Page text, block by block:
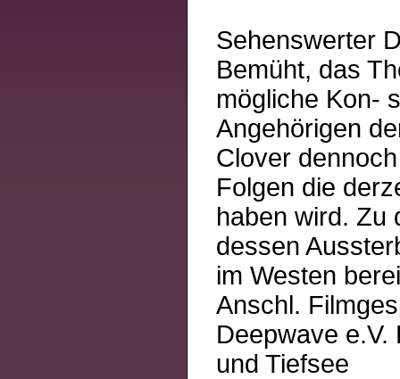
Sehenswerter
Bemüht, das
mögliche Kon-
Angehörigen
Clover
Folgen die
haben wird. Zu
dessen
im Westen
Anschl.
Deepwave
und Tiefsee